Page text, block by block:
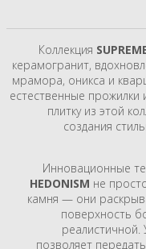
Коллекция
керамогранит,
мрамора, оникса и
естественные
плитку из этой
создания
Инновационные
HEDONISM не
камня — они
поверхность
реалистичной.
позволяет